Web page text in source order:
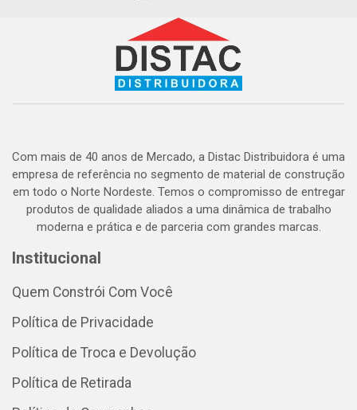
Com mais de 40 anos de Mercado, a Distac Distribuidora é uma
empresa de referência no segmento de material de construção
em todo o Norte Nordeste. Temos o compromisso de entregar
produtos de qualidade aliados a uma dinâmica de trabalho
moderna e prática e de parceria com grandes marcas.
Institucional
Quem Constrói Com Você
Política de Privacidade
Política de Troca e Devolução
Política de Retirada